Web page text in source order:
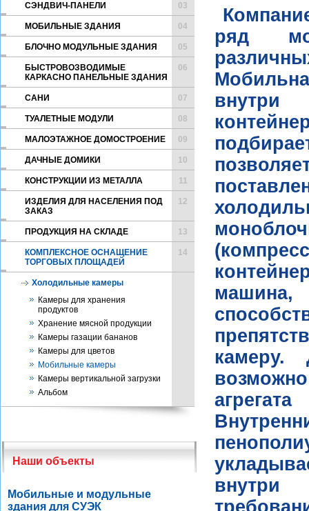
ряд
внутри
машина,
камеру.
возможно
внутри
03
CЭНДВИЧ-ПАНЕЛИ
04
МОБИЛЬНЫЕ ЗДАНИЯ
05
БЛОЧНО МОДУЛЬНЫЕ ЗДАНИЯ
06
БЫСТРОВОЗВОДИМЫЕ
КАРКАСНО ПАНЕЛЬНЫЕ ЗДАНИЯ
07
САНИ
08
ТУАЛЕТНЫЕ МОДУЛИ
09
МАЛОЭТАЖНОЕ ДОМОСТРОЕНИЕ
10
ДАЧНЫЕ ДОМИКИ
11
КОНСТРУКЦИИ ИЗ МЕТАЛЛА
12
ИЗДЕЛИЯ ДЛЯ НАСЕЛЕНИЯ ПОД
ЗАКАЗ
13
ПРОДУКЦИЯ НА СКЛАДЕ
14
КОМПЛЕКСНОЕ ОСНАЩЕНИЕ
ТОРГОВЫХ ПЛОЩАДЕЙ
Холодильные камеры
Камеры для хранения
продуктов
Хранение мясной продукции
Камеры газации бананов
Камеры для цветов
Мобильные камеры
Камеры вертикальной загрузки
Альбом
Наши объекты
Мобильные и модульные
здания для СУЭК